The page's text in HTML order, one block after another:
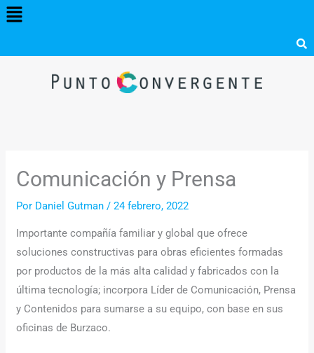
Menú
Comunicación y Prensa
Por Daniel Gutman/24 febrero, 2022
Importante compañía familiar y global que ofrece
soluciones constructivas para obras eficientes formadas
por productos de la más alta calidad y fabricados con la
última tecnología; incorpora Líder de Comunicación, Prensa
y Contenidos para sumarse a su equipo, con base en sus
oficinas de Burzaco.